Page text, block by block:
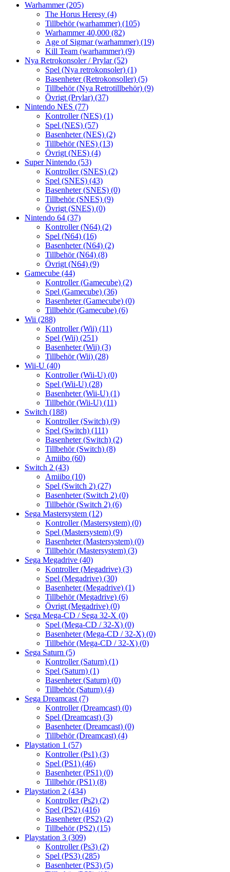
Warhammer(205)
The Horus Heresy (4)
Tillbehör (warhammer) (105)
Warhammer 40,000 (82)
Age of Sigmar (warhammer) (19)
Kill Team (warhammer) (9)
Nya Retrokonsoler / Prylar(52)
Spel (Nya retrokonsoler) (1)
Basenheter (Retrokonsoller) (5)
Tillbehör (Nya Retrotillbehör) (9)
Övrigt (Prylar) (37)
Nintendo NES (77)
Kontroller (NES) (1)
Spel (NES) (57)
Basenheter (NES) (2)
Tillbehör (NES) (13)
Övrigt (NES) (4)
Super Nintendo (53)
Kontroller (SNES) (2)
Spel (SNES) (43)
Basenheter (SNES) (0)
Tillbehör (SNES) (9)
Övrigt (SNES) (0)
Nintendo 64 (37)
Kontroller (N64) (2)
Spel (N64) (16)
Basenheter (N64) (2)
Tillbehör (N64) (8)
Övrigt (N64) (9)
Gamecube (44)
Kontroller (Gamecube) (2)
Spel (Gamecube) (36)
Basenheter (Gamecube) (0)
Tillbehör (Gamecube) (6)
Wii (288)
Kontroller (Wii) (11)
Spel (Wii) (251)
Basenheter (Wii) (3)
Tillbehör (Wii) (28)
Wii-U (40)
Kontroller (Wii-U) (0)
Spel (Wii-U) (28)
Basenheter (Wii-U) (1)
Tillbehör (Wii-U) (11)
Switch (188)
Kontroller (Switch) (9)
Spel (Switch) (111)
Basenheter (Switch) (2)
Tillbehör (Switch) (8)
Amiibo (60)
Switch 2 (43)
Amiibo (10)
Spel (Switch 2) (27)
Basenheter (Switch 2) (0)
Tillbehör (Switch 2) (6)
Sega Mastersystem (12)
Kontroller (Mastersystem) (0)
Spel (Mastersystem) (9)
Basenheter (Mastersystem) (0)
Tillbehör (Mastersystem) (3)
Sega Megadrive (40)
Kontroller (Megadrive) (3)
Spel (Megadrive) (30)
Basenheter (Megadrive) (1)
Tillbehör (Megadrive) (6)
Övrigt (Megadrive) (0)
Sega Mega-CD / Sega 32-X (0)
Spel (Mega-CD / 32-X) (0)
Basenheter (Mega-CD / 32-X) (0)
Tillbehör (Mega-CD / 32-X) (0)
Sega Saturn (5)
Kontroller (Saturn) (1)
Spel (Saturn) (1)
Basenheter (Saturn) (0)
Tillbehör (Saturn) (4)
Sega Dreamcast (7)
Kontroller (Dreamcast) (0)
Spel (Dreamcast) (3)
Basenheter (Dreamcast) (0)
Tillbehör (Dreamcast) (4)
Playstation 1 (57)
Kontroller (Ps1) (3)
Spel (PS1) (46)
Basenheter (PS1) (0)
Tillbehör (PS1) (8)
Playstation 2 (434)
Kontroller (Ps2) (2)
Spel (PS2) (416)
Basenheter (PS2) (2)
Tillbehör (PS2) (15)
Playstation 3 (309)
Kontroller (Ps3) (2)
Spel (PS3) (285)
Basenheter (PS3) (5)